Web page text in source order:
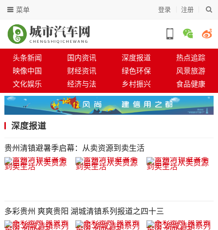
登录 注册
菜单
头条新闻 国内资讯 深度报道
热点追踪
映像中国
财经资讯 绿色环保
风景旅游
文化娱乐
经济与法 乡村振兴 食品健康
深度报道
贵州清镇避暑季启幕：从卖资源到卖生活
多彩贵州 爽爽贵阳 湖城清镇系列报道之四十三